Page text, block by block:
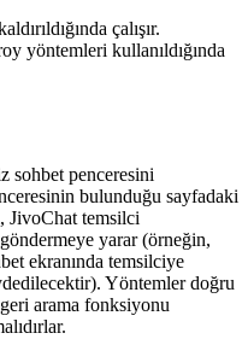
çalışır.
yöntemleri kullanıldığında
sohbet penceresini
bulunduğu sayfadaki
JivoChat temsilci
yarar (örneğin,
ekranında temsilciye
Yöntemler doğru
geri arama fonksiyonu